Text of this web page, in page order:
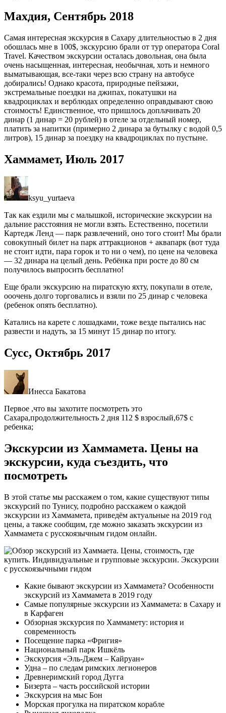
Махдия, Сентябрь 2018
Самая интересная экскурсия в Сахару длительностью в 2 дня
обошлась мне в 100$, экскурсию брали от тур оператора Coral
Travel. Качеством экскурсии осталась довольная, она была
очень насыщенная, интересная, необычная, хоть и немного
выматывающая, все-таки через всю страну на автобусе
добирались! Однако красота, природные пейзажи,
экстремальные поездки на джипах, покатушки на
квадроциклах и верблюдах определенно оправдывают свою
стоимость! Единственное, что пришлось доплачивать 20
динар (1 динар = 20 рублей) в отеле за отдельный номер,
платить за напитки (примерно 2 динара за бутылку с водой 0,5
литров), 15 динар за поездку на квадроциклах по пустыне.
Хаммамет, Июль 2017
ksyu_yurtaeva
Так как ездили мы с малышкой, исторические экскурсии на
дальние расстояния не могли взять. Естественно, посетили
Картедж Ленд — парк развлечений, оно того стоит! Мы брали
совокупный билет на парк аттракционов + аквапарк (вот туда
не стоит идти, пара горок и то ни о чем), по цене на человека
— 32 динара на целый день. Ребёнка при росте до 80 см
получилось выпросить бесплатно!
Еще брали экскурсию на пиратскую яхту, покупали в отеле,
ооочень долго торговались и взяли по 25 динар с человека
(ребенок опять бесплатно).
Катались на карете с лошадками, тоже везде пытались нас
развести и надуть, за 15 минут 15 динар по итогу.
Сусс, Октябрь 2017
Инесса Бакатова
Первое ,что вы захотите посмотреть это
Сахара,продолжительность 2 дня 112 $ взрослый,67$ с
ребенка;
Экскурсии из Хаммамета. Цены на
экскурсии, куда съездить, что
посмотреть
В этой статье мы расскажем о том, какие существуют типы
экскурсий по Тунису, подробно расскажем о каждой
экскурсии из Хаммамета, приведём актуальные на 2019 год
цены, а также сообщим, где можно заказать экскурсии из
Хаммамета с русскоязычным гидом онлайн.
Какие бывают экскурсии из Хаммамета? Особенности
экскурсий из Хаммамета в 2019 году
Самые популярные экскурсии из Хаммамета: в Сахару и
в Карфаген
Обзорная экскурсия по Хаммамету: история и
современность
Посещение парка «Фригия»
Национальный парк Ишкёль
Экскурсия «Эль-Джем – Кайруан»
Удна – по следам римских легионеров
Древнеримский город Дугга
Бизерта – часть российской истории
Экскурсия на мыс Бон
Морская прогулка на пиратском корабле